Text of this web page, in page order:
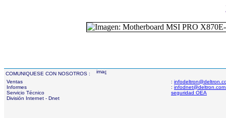
COMUNIQUESE CON NOSOTROS :
Ventas
Informes
Servicio Técnico
División Internet - Dnet
:
:
seguridad OEA